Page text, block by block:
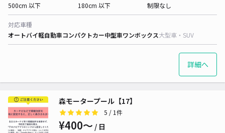
500cm 以下
180cm 以下
制限なし
対応車種
オートバイ軽自動車コンパクトカー中型車ワンボックス大型車・SUV
詳細へ
森モータープール【17】
5 / 1件
¥400〜 / 日